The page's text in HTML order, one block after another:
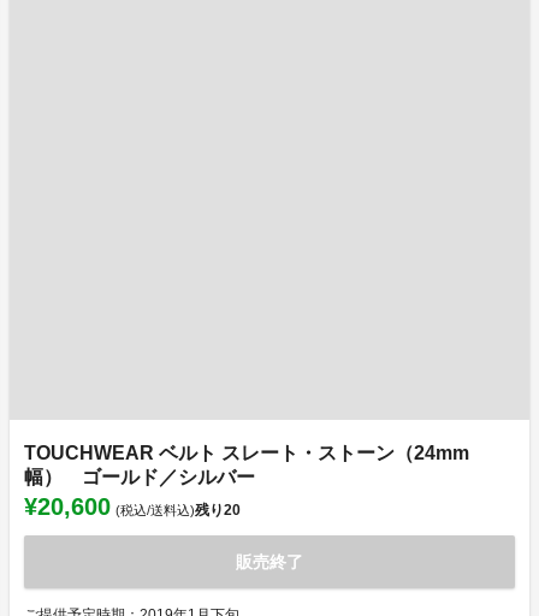
TOUCHWEAR ベルト スレート・ストーン（24mm
幅） ゴールド／シルバー
¥20,600 (税込/送料込)残り20
販売終了